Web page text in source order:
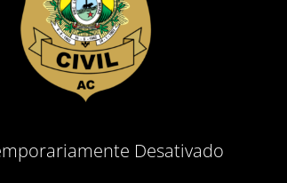
Desativado